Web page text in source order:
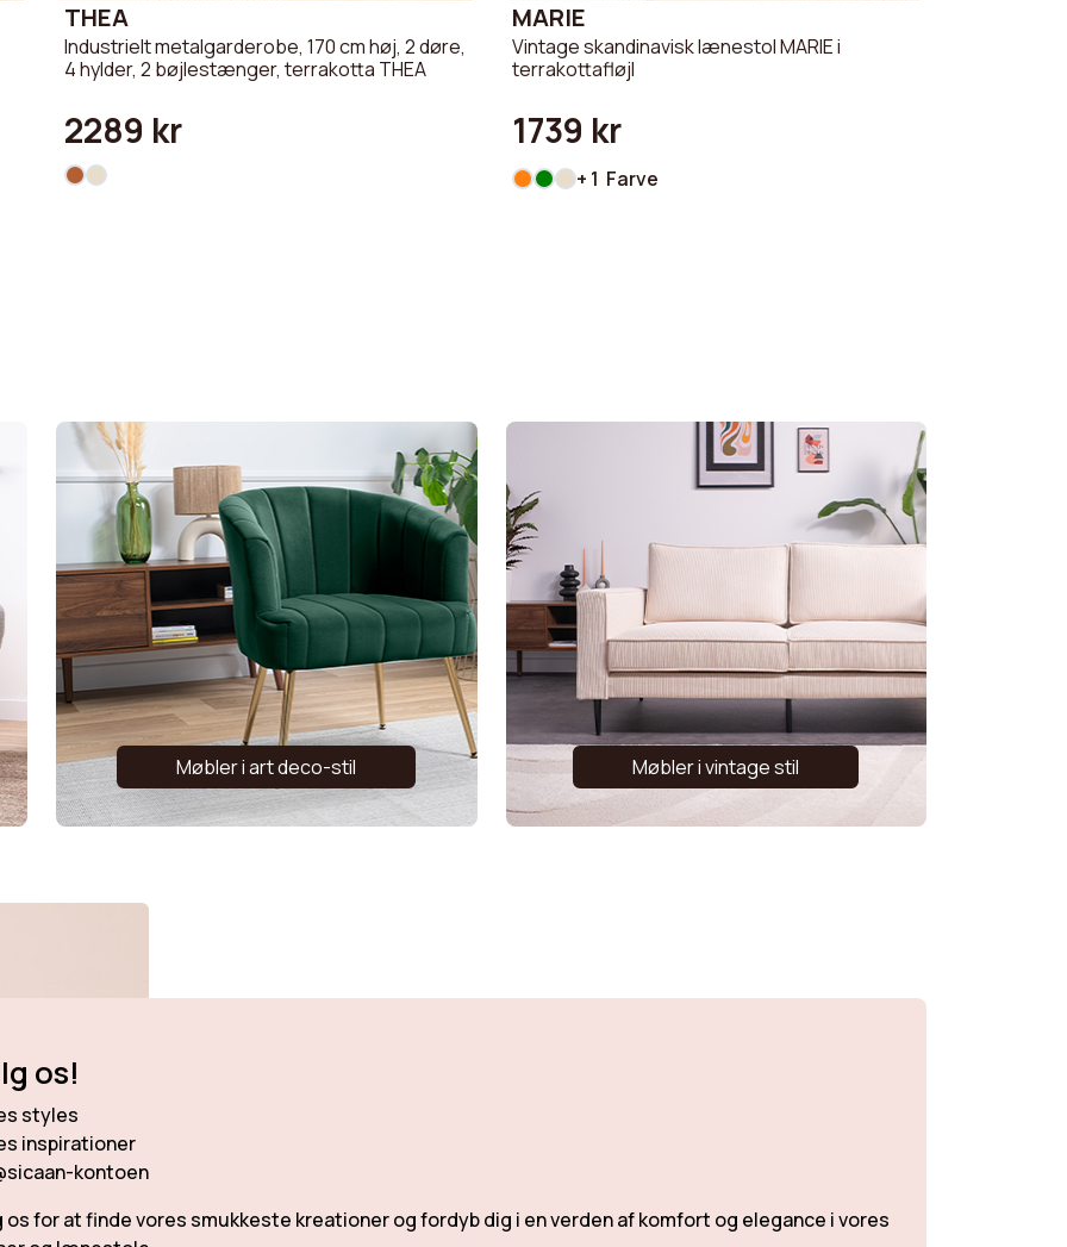
THEA
Industrielt metalgarderobe, 170 cm høj, 2 døre,
4 hylder, 2 bøjlestænger, terrakotta THEA
2289 kr
MARIE
Vintage skandinavisk lænestol MARIE i
terrakottafløjl
1739 kr
+ 1 Farve
Møbler i art deco-stil Møbler i vintage stil
os!
styles
inspirationer
kontoen
os for at finde vores smukkeste kreationer og fordyb dig i en verden af komfort og elegance i vores